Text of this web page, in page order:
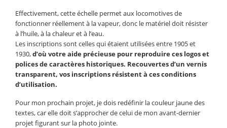
Effectivement, cette échelle permet aux locomotives de
fonctionner réellement à la vapeur, donc le matériel doit résister
à l’huile, à la chaleur et à l’eau.
Les inscriptions sont celles qui étaient utilisées entre 1905 et
1930,d’où votre aide précieuse pour reproduire ces logos et
polices de caractères historiques. Recouvertes d’un vernis
transparent, vos inscriptions résistent à ces conditions
d’utilisation.
Pour mon prochain projet, je dois redéfinir la couleur jaune des
textes, car elle doit s’approcher de celui de mon avant-dernier
projet figurant sur la photo jointe.